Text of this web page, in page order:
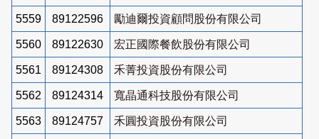
5559 89122596 勵迪爾投資顧問股份有限公司
5560 89122630 宏正國際餐飲股份有限公司
5561 89124308 禾菁投資股份有限公司
5562 89124314 寬晶通科技股份有限公司
5563 89124757 禾圓投資股份有限公司